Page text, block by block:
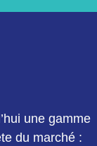
une gamme
du marché :